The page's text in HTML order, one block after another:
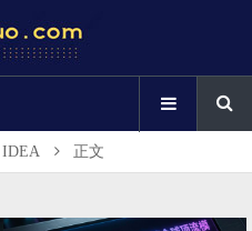
IDEA 正文